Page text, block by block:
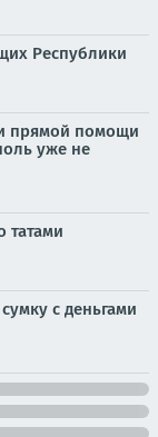
Республики
прямой помощи
уже не
татами
с деньгами